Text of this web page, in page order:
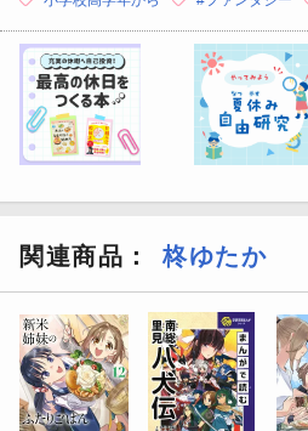
関連商品 ： 柊ゆたか